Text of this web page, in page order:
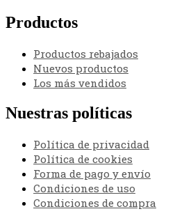
Productos
Productos rebajados
Nuevos productos
Los más vendidos
Nuestras políticas
Política de privacidad
Política de cookies
Forma de pago y envío
Condiciones de uso
Condiciones de compra